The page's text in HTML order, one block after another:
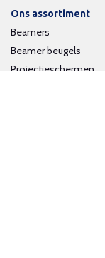
Ons assortiment
Beamers
Beamer beugels
Projectieschermen